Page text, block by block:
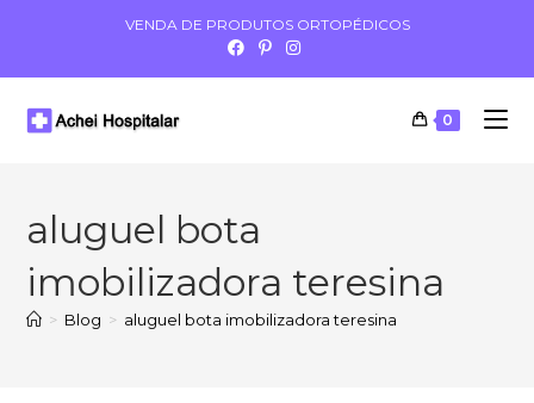
VENDA DE PRODUTOS ORTOPÉDICOS
0
aluguel bota
imobilizadora teresina
> Blog > aluguel bota imobilizadora teresina